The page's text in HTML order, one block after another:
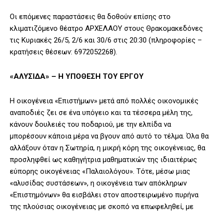
Οι επόμενες παραστάσεις θα δοθούν επίσης στο
κλιματιζόμενο θέατρο ΑΡΧΕΛΑΟΥ στους Θρακομακεδόνες
τις Κυριακές 26/5, 2/6 και 30/6 στις 20:30 (πληροφορίες –
κρατήσεις θέσεων: 6972052268).
«ΑΛΥΣΙΔΑ» – Η ΥΠΟΘΕΣΗ ΤΟΥ ΕΡΓΟΥ
Η οικογένεια «Επιστήμων» μετά από πολλές οικονομικές
αναποδιές ζει σε ένα υπόγειο και τα τέσσερα μέλη της,
κάνουν δουλειές του ποδαριού, με την ελπίδα να
μπορέσουν κάποια μέρα να βγουν από αυτό το τέλμα. Όλα θα
αλλάξουν όταν η Σωτηρία, η μικρή κόρη της οικογένειας, θα
προσληφθεί ως καθηγήτρια μαθηματικών της ιδιαιτέρως
εύπορης οικογένειας «Παλαιολόγου». Τότε, μέσω μιας
«αλυσίδας συστάσεων», η οικογένεια των απόκληρων
«Επιστημόνων» θα εισβάλει στον αποστειρωμένο πυρήνα
της πλούσιας οικογένειας με σκοπό να επωφεληθεί, με